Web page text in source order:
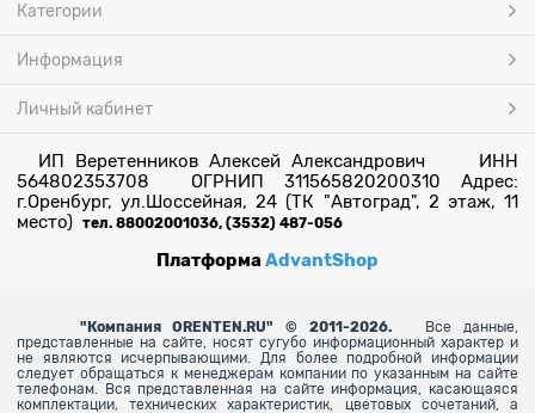
Категории
Информация
Личный кабинет
ИП Веретенников Алексей Александрович ИНН
564802353708 ОГРНИП 311565820200310 Адрес:
г.Оренбург, ул.Шоссейная, 24 (ТК "Автоград", 2 этаж, 11
место) тел. 88002001036, (3532) 487-056
ПлатформаAdvantShop
" Компания ORENTEN.RU" © 2011-2026.
Все данные,
представленные на сайте, носят сугубо информационный характер и
не являются исчерпывающими. Для более подробной информации
следует обращаться к менеджерам компании по указанным на сайте
телефонам. Вся представленная на сайте информация, касающаяся
комплектации, технических характеристик, цветовых сочетаний, а